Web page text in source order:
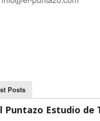
Posts
Puntazo Estudio de